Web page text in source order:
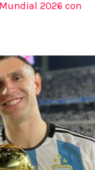
Mundial 2026 con